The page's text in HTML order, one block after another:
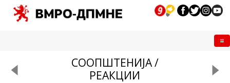
СООПШТЕНИЈА /
РЕАКЦИИ